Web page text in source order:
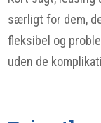
særligt for dem,
fleksibel og
uden de